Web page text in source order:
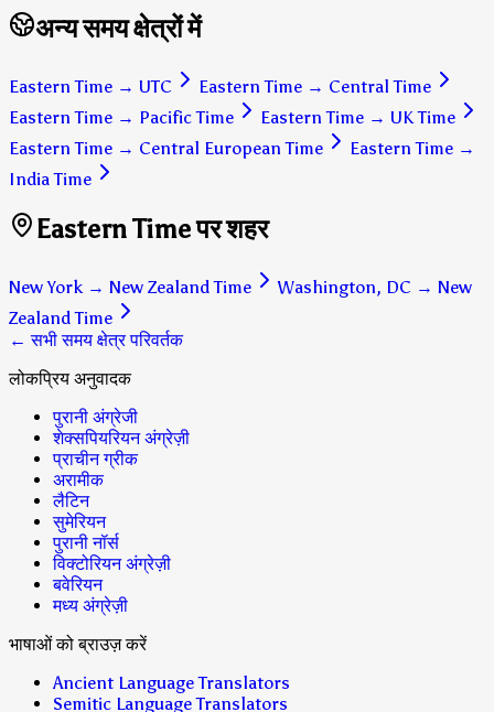
अन्य समय क्षेत्रों में
Eastern Time → UTC Eastern Time → Central Time
Eastern Time → Pacific Time Eastern Time → UK Time
Eastern Time → Central European Time Eastern Time →
India Time
Eastern Time पर शहर
New York→ New Zealand Time Washington, DC → New
Zealand Time
← सभी समय क्षेत्र परिवर्तक
लोकप्रिय अनुवादक
पुरानी अंग्रेजी
शेक्सपियरियन अंग्रेज़ी
प्राचीन ग्रीक
अरामीक
लैटिन
सुमेरियन
पुरानी नॉर्स
विक्टोरियन अंग्रेज़ी
बवेरियन
मध्य अंग्रेज़ी
भाषाओं को ब्राउज़ करें
Ancient Language Translators
Semitic Language Translators